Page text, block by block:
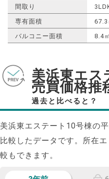
間取り
専有面積
67.3
バルコニー面積
8.4
美浜東エス
売買価格推
過去と比べると？
美浜東エステート10号棟の
比較したデータです。所在
較もできます。